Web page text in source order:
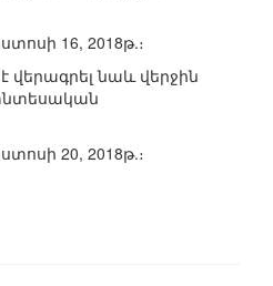
16, 2018թ.։
վերագրել նաև վերջին
20, 2018թ.։